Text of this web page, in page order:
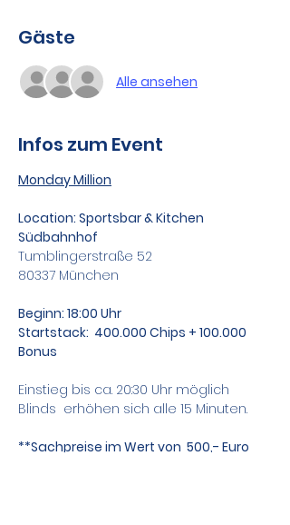
Gäste
Alle ansehen
Infos zum Event
Monday Million
Location: Sportsbar & Kitchen
Südbahnhof
Tumblingerstraße 52
80337 München
Beginn: 18:00 Uhr
Startstack:  400.000 Chips + 100.000
Bonus
Einstieg bis ca. 20:30 Uhr möglich
Blinds  erhöhen sich alle 15 Minuten.
**Sachpreise im Wert von  500,- Euro